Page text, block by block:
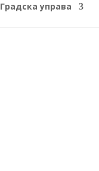
Градска управа